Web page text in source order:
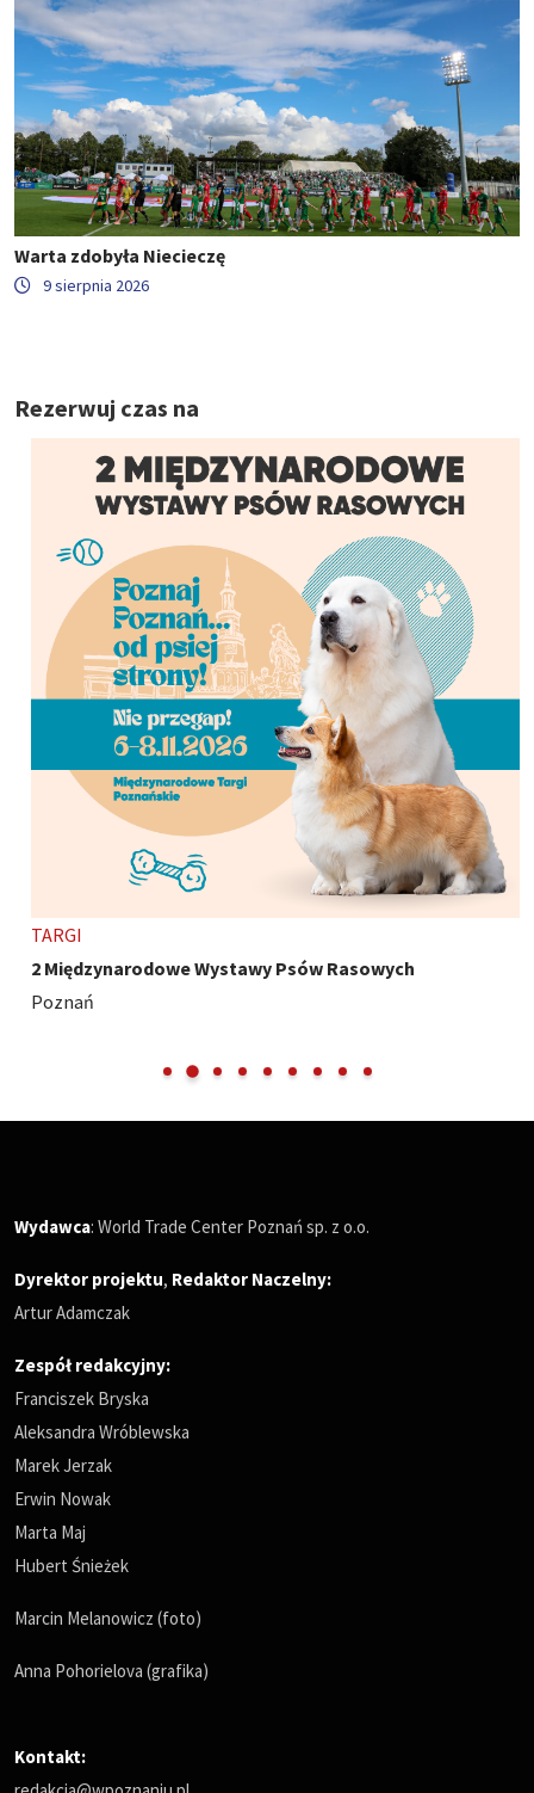
Warta zdobyła Niecieczę
9 sierpnia 2026
Rezerwuj czas na
TARGI
2 Międzynarodowe Wystawy Psów Rasowych
Poznań
Wydawca: World Trade Center Poznań sp. z o.o.
Dyrektor projektu, Redaktor Naczelny:
Artur Adamczak
Zespół redakcyjny:
Franciszek Bryska
Aleksandra Wróblewska
Marek Jerzak
Erwin Nowak
Marta Maj
Hubert Śnieżek
Marcin Melanowicz (foto)
Anna Pohorielova (grafika)
Kontakt: